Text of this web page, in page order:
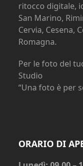
ritocco digitale,
San Marino,
Cervia, Cesena,
Romagna.
Per le foto del
Studio
“Una foto è per
ORARIO DI